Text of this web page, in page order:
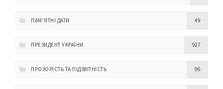
ПАМ'ЯТНІ ДАТИ 49
ПРЕЗИДЕНТ УКРАЇНИ 927
ПРОЗОРІСТЬ ТА ПІДЗВІТНІСТЬ 96